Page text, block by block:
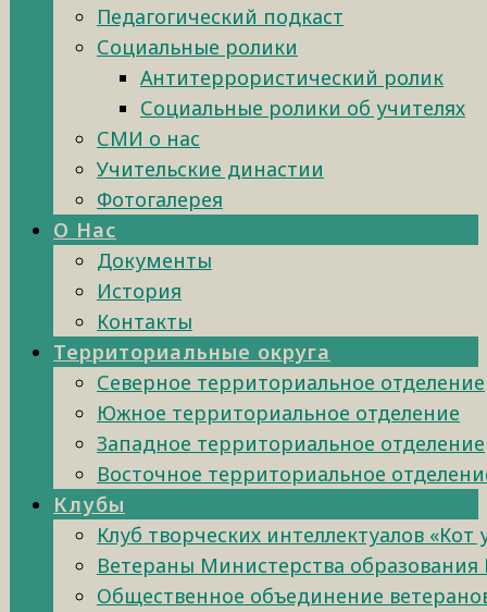
Педагогический подкаст
Социальные ролики
Антитеррористический ролик
Социальные ролики об учителях
СМИ о нас
Учительские династии
Фотогалерея
О Нас
Документы
История
Контакты
Территориальные округа
Северное территориальное отделение
Южное территориальное отделение
Западное территориальное отделение
Восточное территориальное
Клубы
Клуб творческих интеллектуалов «Кот
Ветераны Министерства образования
Общественное объединение